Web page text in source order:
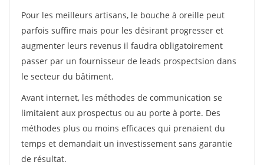
Pour les meilleurs artisans, le bouche à oreille peut
parfois suffire mais pour les désirant progresser et
augmenter leurs revenus il faudra obligatoirement
passer par un fournisseur de leads prospectsion dans
le secteur du bâtiment.
Avant internet, les méthodes de communication se
limitaient aux prospectus ou au porte à porte. Des
méthodes plus ou moins efficaces qui prenaient du
temps et demandait un investissement sans garantie
de résultat.